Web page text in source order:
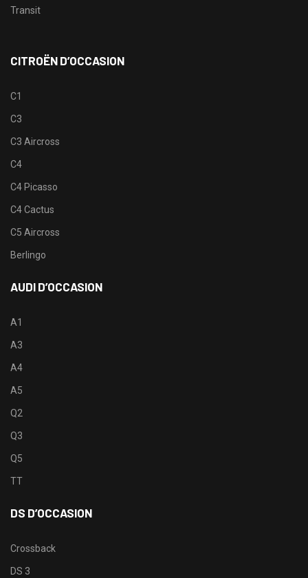
Transit
CITROËN D’OCCASION
C1
C3
C3 Aircross
C4
C4 Picasso
C4 Cactus
C5 Aircross
Berlingo
AUDI D’OCCASION
A1
A3
A4
A5
Q2
Q3
Q5
TT
DS D’OCCASION
Crossback
DS 3